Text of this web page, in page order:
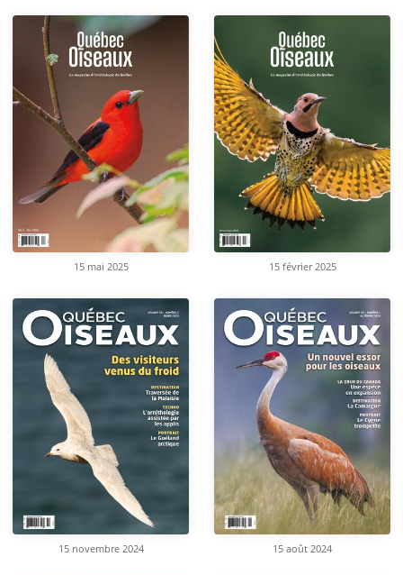
15 mai 2025 15 février 2025
15 novembre 2024 15 août 2024